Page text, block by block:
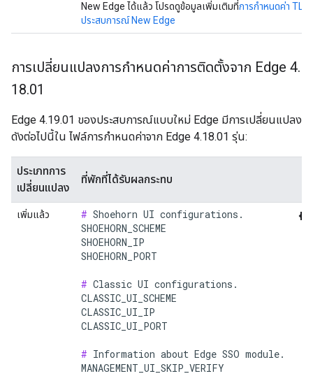
New Edge ได้แล้ว โปรดดูข้อมูลเพิ่มเติมที่การกำหนดค่า TLS
ประสบการณ์ New Edge
การเปลี่ยนแปลงการกำหนดค่าการติดตั้งจาก Edge 4.
18.01
Edge 4.19.01 ของประสบการณ์แบบใหม่ Edge มีการเปลี่ยนแปลง
ดังต่อไปนี้ใน ไฟล์การกำหนดค่าจาก Edge 4.18.01 รุ่น:
ประเภทการ
เปลี่ยนแปลง
ที่พักที่ได้รับผลกระทบ
เพิ่มแล้ว # Shoehorn UI configurations.
SHOEHORN_SCHEME
SHOEHORN_IP
SHOEHORN_PORT
# Classic UI configurations.
CLASSIC_UI_SCHEME
CLASSIC_UI_IP
CLASSIC_UI_PORT
# Information about Edge SSO module.
MANAGEMENT_UI_SKIP_VERIFY